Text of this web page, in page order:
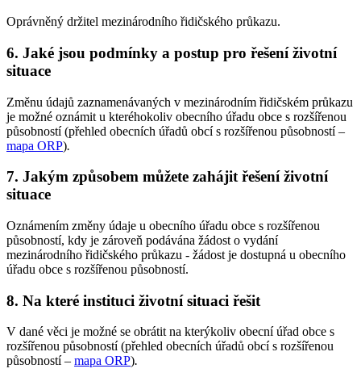
Oprávněný držitel mezinárodního řidičského průkazu.
6. Jaké jsou podmínky a postup pro řešení životní
situace
Změnu údajů zaznamenávaných v mezinárodním řidičském průkazu
je možné oznámit u kteréhokoliv obecního úřadu obce s rozšířenou
působností (přehled obecních úřadů obcí s rozšířenou působností –
mapa ORP).
7. Jakým způsobem můžete zahájit řešení životní
situace
Oznámením změny údaje u obecního úřadu obce s rozšířenou
působností, kdy je zároveň podávána žádost o vydání
mezinárodního řidičského průkazu - žádost je dostupná u obecního
úřadu obce s rozšířenou působností.
8. Na které instituci životní situaci řešit
V dané věci je možné se obrátit na kterýkoliv obecní úřad obce s
rozšířenou působností (přehled obecních úřadů obcí s rozšířenou
působností – mapa ORP).